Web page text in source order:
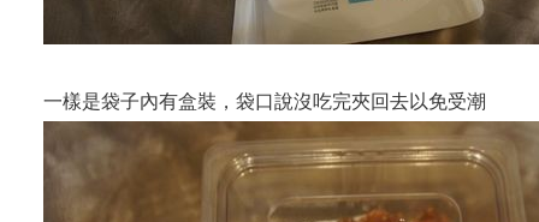
一樣是袋子內有盒裝，袋口說沒吃完夾回去以免受潮